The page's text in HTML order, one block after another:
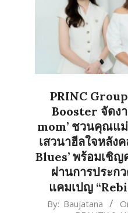
PRINC
Booster จัดง
mom’ ชวนคุณแ
เสวนาฮีลใจหลัง
Blues’ พร้อมเชิ
ผ่านการประก
แคมเปญ
2026-
By: Baujatana